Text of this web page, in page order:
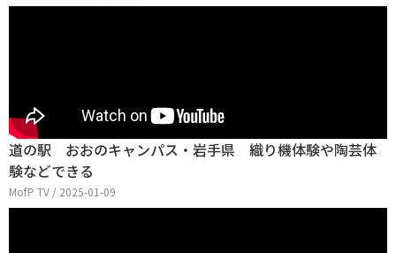
道の駅 おおのキャンパス・岩手県 織り機体験や陶芸体
験などできる
MofP TV / 2025-01-09